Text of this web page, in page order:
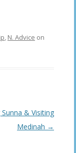
N. Advice on
& Visiting
Medinah →